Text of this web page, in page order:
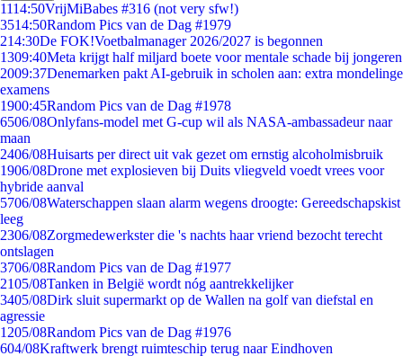
1114:50VrijMiBabes #316 (not very sfw!)
3514:50Random Pics van de Dag #1979
214:30De FOK!Voetbalmanager 2026/2027 is begonnen
1309:40Meta krijgt half miljard boete voor mentale schade bij jongeren
2009:37Denemarken pakt AI-gebruik in scholen aan: extra mondelinge
examens
1900:45Random Pics van de Dag #1978
6506/08Onlyfans-model met G-cup wil als NASA-ambassadeur naar
maan
2406/08Huisarts per direct uit vak gezet om ernstig alcoholmisbruik
1906/08Drone met explosieven bij Duits vliegveld voedt vrees voor
hybride aanval
5706/08Waterschappen slaan alarm wegens droogte: Gereedschapskist
leeg
2306/08Zorgmedewerkster die 's nachts haar vriend bezocht terecht
ontslagen
3706/08Random Pics van de Dag #1977
2105/08Tanken in België wordt nóg aantrekkelijker
3405/08Dirk sluit supermarkt op de Wallen na golf van diefstal en
agressie
1205/08Random Pics van de Dag #1976
604/08Kraftwerk brengt ruimteschip terug naar Eindhoven